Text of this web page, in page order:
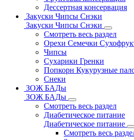
Дессертная консервация
Закуски Чипсы Снэки
Закуски Чипсы Снэки
Смотреть весь раздел
Орехи Семечки
Чипсы
Сухарики Гренки
Попкорн Кукурузные
Снеки
ЗОЖ БАДы
ЗОЖ БАДы
Смотреть весь раздел
Диабетическое питание
Диабетическое питание
Смотреть весь